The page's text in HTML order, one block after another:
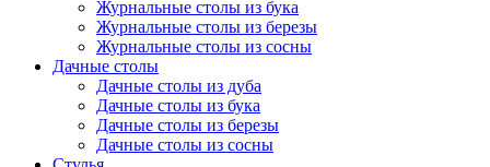
Журнальные столы из бука
Журнальные столы из березы
Журнальные столы из сосны
Дачные столы
Дачные столы из дуба
Дачные столы из бука
Дачные столы из березы
Дачные столы из сосны